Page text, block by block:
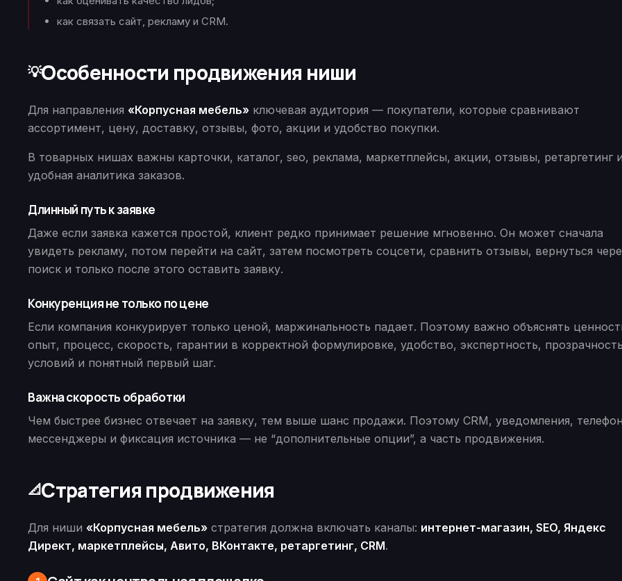
как связать сайт, рекламу и CRM.
💡Особенности продвижения ниши
Для направления «Корпусная мебель» ключевая аудитория — покупатели, которые сравнивают
ассортимент, цену, доставку, отзывы, фото, акции и удобство покупки.
В товарных нишах важны карточки, каталог, seo, реклама, маркетплейсы, акции, отзывы, ретаргетинг и
удобная аналитика заказов.
Длинный путь к заявке
Даже если заявка кажется простой, клиент редко принимает решение мгновенно. Он может сначала
увидеть рекламу, потом перейти на сайт, затем посмотреть соцсети, сравнить отзывы, вернуться
поиск и только после этого оставить заявку.
Конкуренция не только по цене
Если компания конкурирует только ценой, маржинальность падает. Поэтому важно объяснять
опыт, процесс, скорость, гарантии в корректной формулировке, удобство, экспертность, прозрачность
условий и понятный первый шаг.
Важна скорость обработки
Чем быстрее бизнес отвечает на заявку, тем выше шанс продажи. Поэтому CRM, уведомления,
мессенджеры и фиксация источника — не “дополнительные опции”, а часть продвижения.
📐Стратегия продвижения
Для ниши «Корпусная мебель» стратегия должна включать каналы: интернет-магазин, SEO, Яндекс
Директ, маркетплейсы, Авито, ВКонтакте, ретаргетинг, CRM.